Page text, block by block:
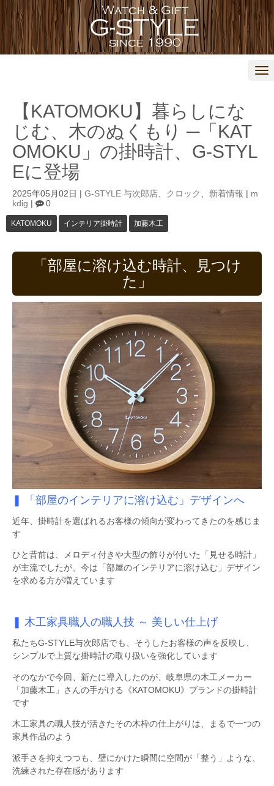
N
【KATOMOKU】暮らしにな
じむ、木のぬくもり ─「KAT
OMOKU」の掛時計、G-STYL
Eに登場
2025年05月02日 | G-STYLE 与次郎店 クロック 新着情報 | m
kdig | 0
KATOMOKU インテリア掛時計 加藤木工
「部屋に溶け込む時計、見つけ
た」
❚ 「部屋のインテリアに溶け込む」デザインへ
近年、掛時計を選ばれるお客様の傾向が変わってきたのを感じま
す
ひと昔前は、メロディ付きや大型の飾りが付いた「見せる時計」
が主流でしたが、今は「部屋のインテリアに溶け込む」デザイン
を求める方が増えています
❚ 木工家具職人の職人技 ～ 美しい仕上げ
私たちG-STYLE与次郎店でも、そうしたお客様の声を反映し、
シンプルで上質な掛時計の取り扱いを強化しています
そのなかで今回、新たに導入したのが、岐阜県の木工メーカー
「加藤木工」さんの手がける《KATOMOKU》ブランドの掛時計
です
木工家具の職人技が活きたその木枠の仕上がりは、まるで一つの
家具作品のよう
派手さを抑えつつも、壁にかけた瞬間に空間が「整う」ような、
洗練された存在感があります